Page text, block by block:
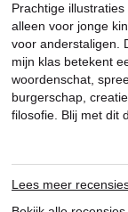
Prachtige
alleen voor jonge
voor anderstaligen.
mijn klas betekent
woordenschat,
burgerschap,
filosofie. Blij met dit
Lees meer